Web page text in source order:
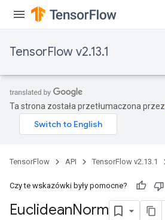
TensorFlow v2.13.1
Ta strona została przetłumaczona przez
TensorFlow API TensorFlow v2.13.1
Czy te wskazówki były pomocne?
EuclideanNorm